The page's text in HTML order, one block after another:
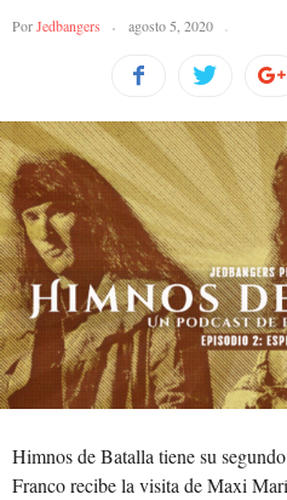
PorJedbangers agosto 5, 2020
Himnos de Batalla tiene su
Franco recibe la visita de Maxi